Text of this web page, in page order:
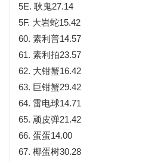
5E. 耿鬼27.14
5F. 大岩蛇15.42
60. 素利普14.57
61. 素利拍23.57
62. 大钳蟹16.42
63. 巨钳蟹29.42
64. 雷电球14.71
65. 顽皮弹21.42
66. 蛋蛋14.00
67. 椰蛋树30.28